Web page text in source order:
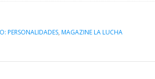
PERSONALIDADES, MAGAZINE LA LUCHA